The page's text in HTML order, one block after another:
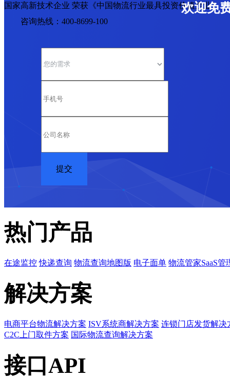
国家高新技术企业 荣获《中国物流行业最具投资价值企业》
欢迎免
咨询热线：400-8699-100
热门产品
在途监控 快递查询 物流查询地图版 电子面单 物流管家SaaS管
解决方案
电商平台物流解决方案 ISV系统商解决方案 连锁门店发货解决
C2C上门取件方案 国际物流查询解决方案
接口API